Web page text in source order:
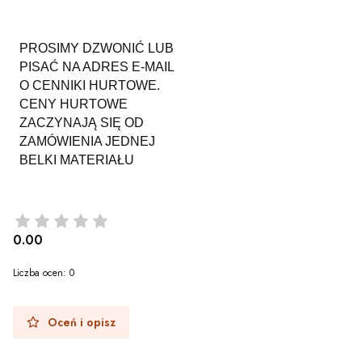
PROSIMY DZWONIĆ LUB
PISAĆ NA ADRES E-MAIL
O CENNIKI HURTOWE.
CENY HURTOWE
ZACZYNAJĄ SIĘ OD
ZAMÓWIENIA JEDNEJ
BELKI MATERIAŁU
0.00
Liczba ocen: 0
Oceń i opisz